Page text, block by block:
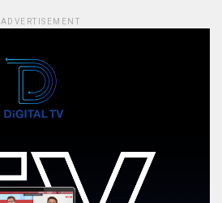
ADVERTISEMENT